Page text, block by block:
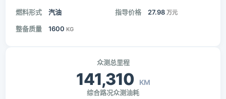
燃料形式 汽油 指导价格 27.98 万元
整备质量 1600 KG
众测总里程
141,310 KM
综合路况众测油耗